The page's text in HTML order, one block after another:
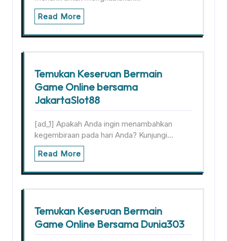
Read More
Temukan Keseruan Bermain
Game Online bersama
JakartaSlot88
[ad_1] Apakah Anda ingin menambahkan
kegembiraan pada hari Anda? Kunjungi…
Read More
Temukan Keseruan Bermain
Game Online Bersama Dunia303